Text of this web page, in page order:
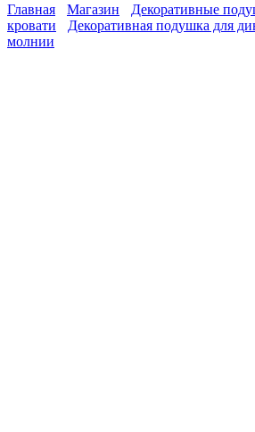
Главная Магазин
Декоративные
кровати
Декоративная подушка для
молнии